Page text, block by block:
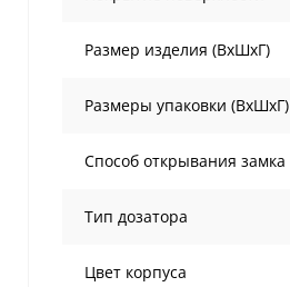
Размер изделия (ВхШхГ)
Размеры упаковки (ВхШхГ)
Способ открывания замка
Тип дозатора
Цвет корпуса